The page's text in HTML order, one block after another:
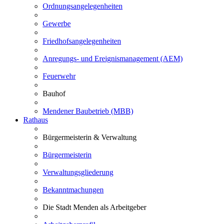
Ordnungsangelegenheiten
Gewerbe
Friedhofsangelegenheiten
Anregungs- und Ereignismanagement (AEM)
Feuerwehr
Bauhof
Mendener Baubetrieb (MBB)
Rathaus
Bürgermeisterin & Verwaltung
Bürgermeisterin
Verwaltungsgliederung
Bekanntmachungen
Die Stadt Menden als Arbeitgeber